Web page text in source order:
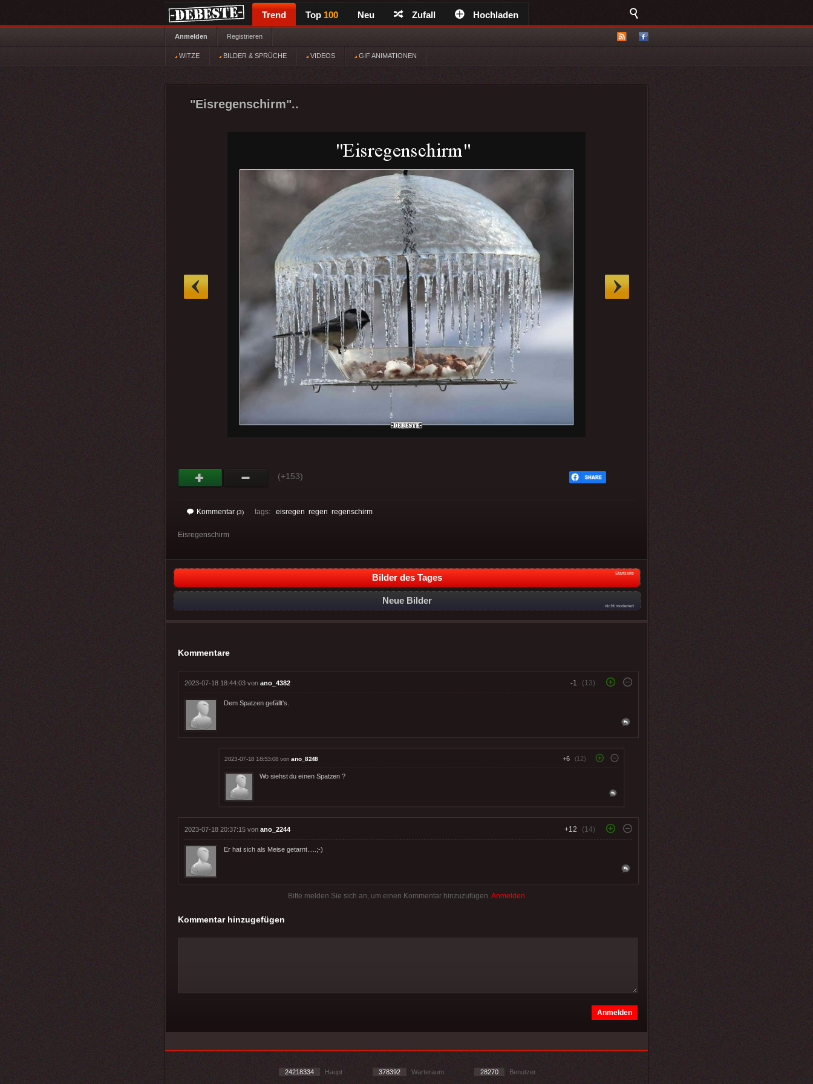
Trend Top 100 Neu Zufall Hochladen
Anmelden Registrieren
WITZE BILDER & SPRÜCHE VIDEOS GIF ANIMATIONEN
"Eisregenschirm"..
(+153)
Kommentar (3) tags: eisregen regen regenschirm
Eisregenschirm
Bilder des Tages Startseite
Neue Bilder
nicht moderiert
Kommentare
2023-07-18 18:44:03 von ano_4382 -1 (13)
Dem Spatzen gefällt's.
2023-07-18 18:53:08 vonano_8248 +6 (12)
Wo siehst du einen Spatzen ?
2023-07-18 20:37:15 von ano_2244 +12 (14)
Er hat sich als Meise getarnt.....;-)
Bitte melden Sie sich an, um einen Kommentar hinzuzufügen. Anmelden
Kommentar hinzugefügen
24218334 Haupt 378392 Warteraum 28270 Benutzer